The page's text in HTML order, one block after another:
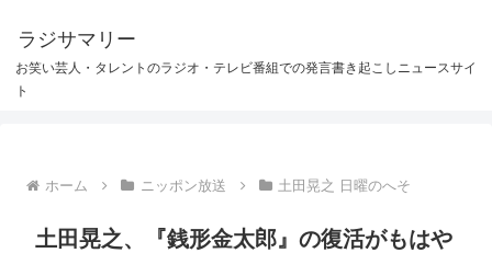
ラジサマリー
お笑い芸人・タレントのラジオ・テレビ番組での発言書き起こしニュースサイ
ト
ホーム ニッポン放送 土田晃之 日曜のへそ
土田晃之、『銭形金太郎』の復活がもはや